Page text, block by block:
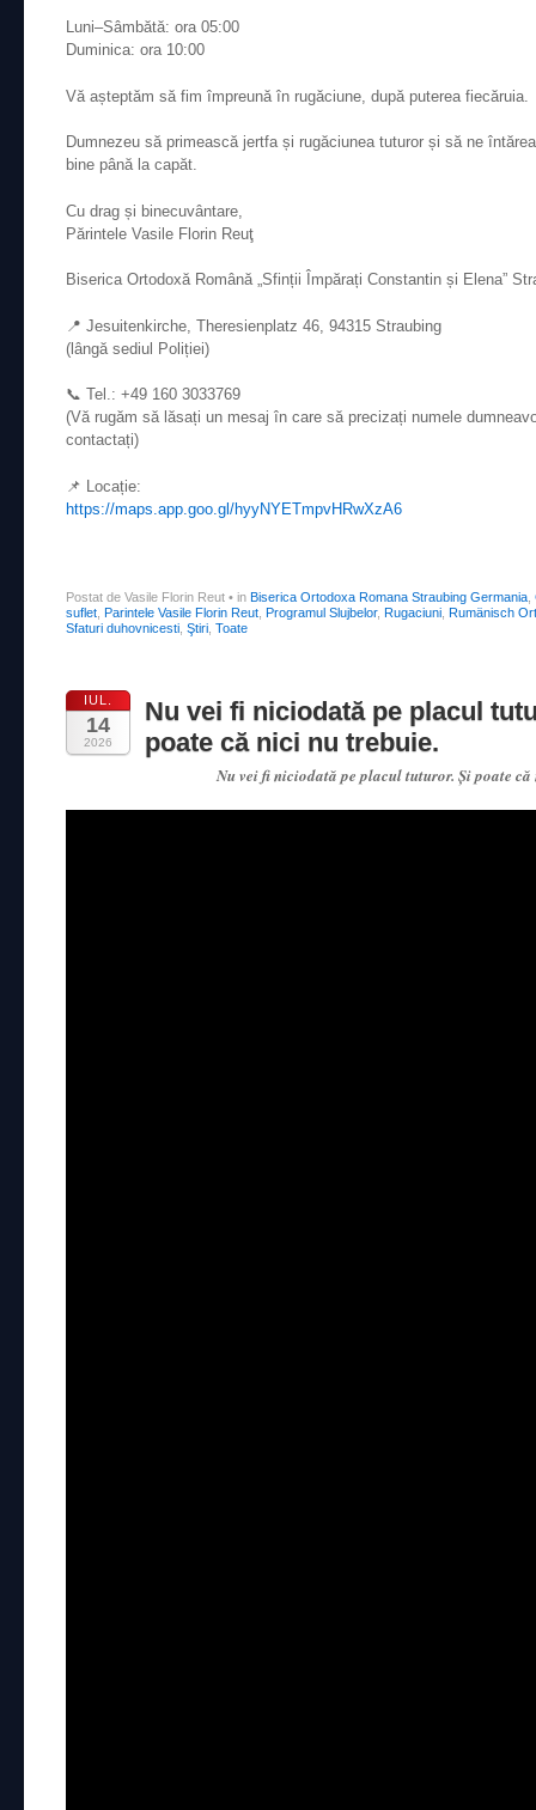
Luni–Sâmbătă: ora 05:00
Duminica: ora 10:00
Vă așteptăm să fim împreună în rugăciune, după puterea fiecăruia.
Dumnezeu să primească jertfa și rugăciunea tuturor și să ne
bine până la capăt.
Cu drag și binecuvântare,
Părintele Vasile Florin Reuţ
Biserica Ortodoxă Română „Sfinții Împărați Constantin și Elena”
📍 Jesuitenkirche, Theresienplatz 46, 94315 Straubing
(lângă sediul Poliției)
📞 Tel.: +49 160 3033769
(Vă rugăm să lăsați un mesaj în care să precizați numele
contactați)
📌 Locație:
https://maps.app.goo.gl/hyyNYETmpvHRwXzA6
Postat de Vasile Florin Reut • in Biserica Ortodoxa Romana Straubing Germania
suflet Parintele Vasile Florin Reut Programul Slujbelor, Rugaciuni Rumänisch
Sfaturi duhovnicesti Ştiri Toate
IUL.
14
2026
Nu vei fi niciodată pe placul
poate că nici nu trebuie.
Nu vei fi niciodată pe placul tuturor. Și poate